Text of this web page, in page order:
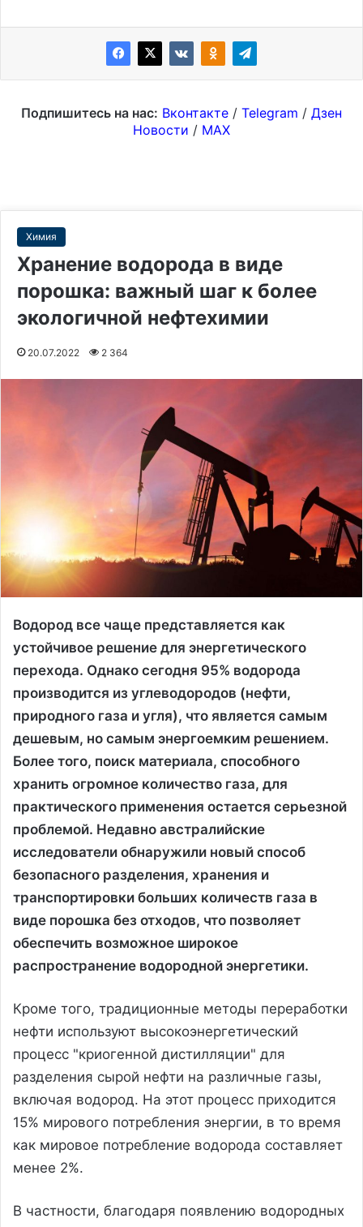
Подпишитесь на нас: Вконтакте / Telegram / Дзен
Новости / MAX